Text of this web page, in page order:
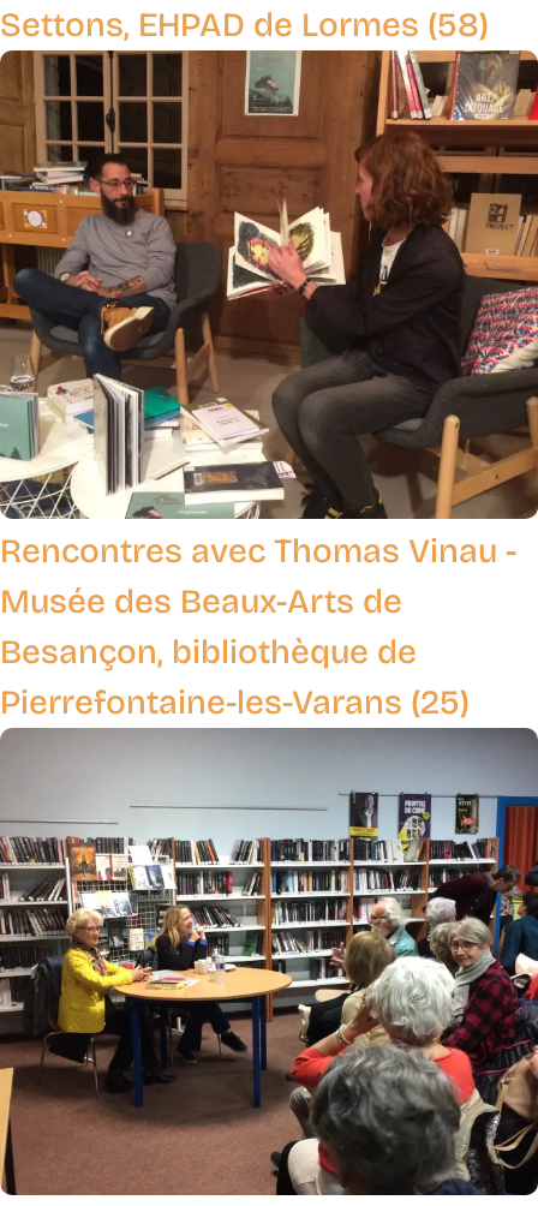
Settons, EHPAD de Lormes (58)
Rencontres avec Thomas Vinau -
Musée des Beaux-Arts de
Besançon, bibliothèque de
Pierrefontaine-les-Varans (25)